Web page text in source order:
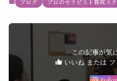
ブログ プロのセラピスト育成ス
この記事が気
いいね または フ